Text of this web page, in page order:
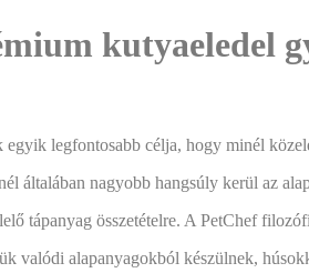
kutyaeledel
legfontosabb célja, hogy minél
általában nagyobb hangsúly kerül az
tápanyag összetételre. A PetChef
valódi alapanyagokból készülnek,